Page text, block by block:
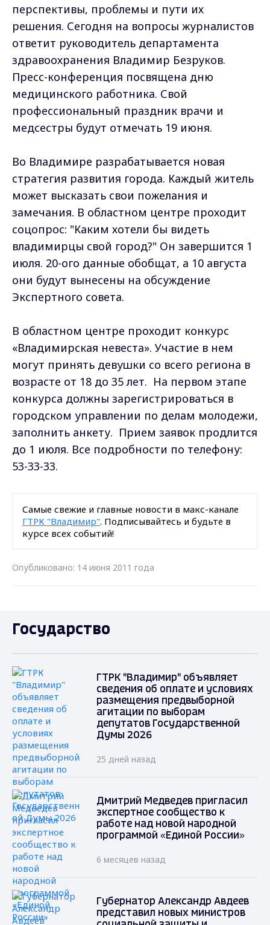
перспективы, проблемы и пути их
решения. Сегодня на вопросы журналистов
ответит руководитель департамента
здравоохранения Владимир Безруков.
Пресс-конференция посвящена дню
медицинского работника. Свой
профессиональный праздник врачи и
медсестры будут отмечать 19 июня.
Во Владимире разрабатывается новая
стратегия развития города. Каждый житель
может высказать свои пожелания и
замечания. В областном центре проходит
соцопрос: "Каким хотели бы видеть
владимирцы свой город?" Он завершится 1
июля. 20-ого данные обобщат, а 10 августа
они будут вынесены на обсуждение
Экспертного совета.
В областном центре проходит конкурс
«Владимирская невеста». Участие в нем
могут принять девушки со всего региона в
возрасте от 18 до 35 лет. На первом этапе
конкурса должны зарегистрироваться в
городском управлении по делам молодежи,
заполнить анкету. Прием заявок продлится
до 1 июля. Все подробности по телефону:
53-33-33.
Самые свежие и главные новости в макс-канале
ГТРК "Владимир". Подписывайтесь и будьте в
курсе всех событий!
Опубликовано: 14 июня 2011 года
Государство
ГТРК "Владимир" объявляет
сведения об оплате и условиях
размещения предвыборной
агитации по выборам
депутатов Государственной
Думы 2026
25 дней назад
Дмитрий Медведев пригласил
экспертное сообщество к
работе над новой народной
программой «Единой России»
6 месяцев назад
Губернатор Александр Авдеев
представил новых министров